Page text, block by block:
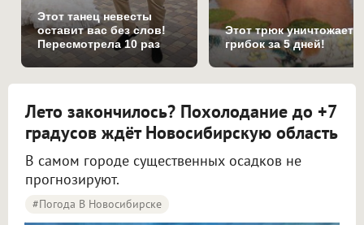
Этот танец невесты
оставит вас без слов!
Пересмотрела 10 раз
Этот трюк уничтожает
грибок за 5 дней!
Лето закончилось? Похолодание до +7
градусов ждёт Новосибирскую область
В самом городе существенных осадков не
прогнозируют.
#Погода В Новосибирске